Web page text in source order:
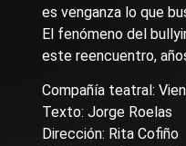
es venganza lo que
El fenómeno del
este reencuentro,
Compañía teatral:
Texto: Jorge Roelas
Dirección: Rita Cofiño